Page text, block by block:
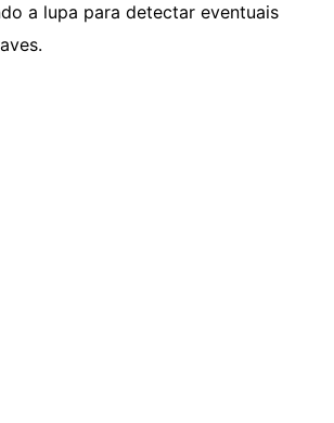
a lupa para detectar eventuais